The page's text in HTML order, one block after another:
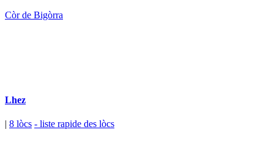
Còr de Bigòrra
Lhez
| 8 lòcs - liste rapide des lòcs